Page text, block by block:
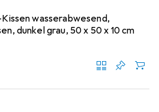
wasserabwesend,
dunkel grau, 50 x 50 x 10 cm